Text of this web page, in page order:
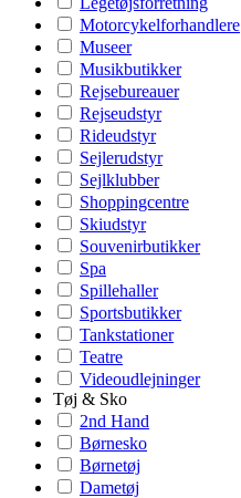
Motorcykelforhandlere
Museer
Musikbutikker
Rejsebureauer
Rejseudstyr
Rideudstyr
Sejlerudstyr
Sejlklubber
Shoppingcentre
Skiudstyr
Souvenirbutikker
Spa
Spillehaller
Sportsbutikker
Tankstationer
Teatre
Videoudlejninger
Tøj & Sko
2nd Hand
Børnesko
Børnetøj
Dametøj